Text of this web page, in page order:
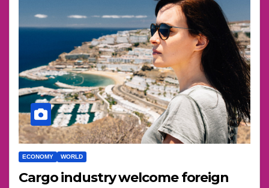
ECONOMY WORLD
Cargo industry welcome foreign